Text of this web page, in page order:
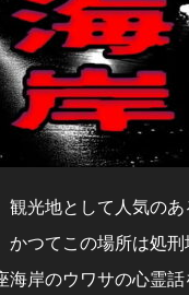
光地として人気の
かつてこの場所は処
海岸のウワサの心霊